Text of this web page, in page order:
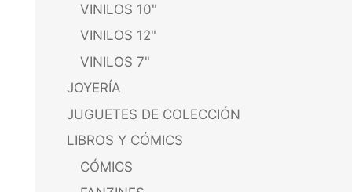
VINILOS 10"
VINILOS 12"
VINILOS 7"
JOYERÍA
JUGUETES DE COLECCIÓN
LIBROS Y CÓMICS
CÓMICS